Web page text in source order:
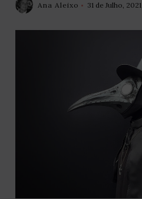
Ana Aleixo 31 de Julho, 2021